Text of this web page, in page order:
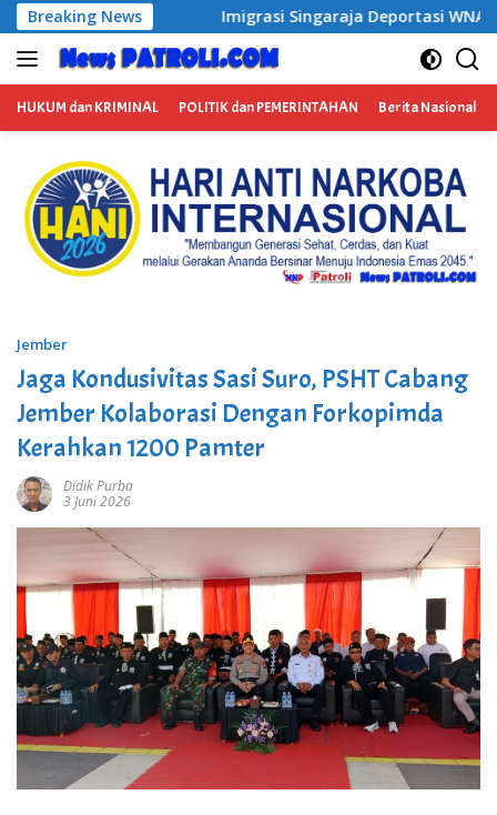
Langsung
ke
konten
Breaking News
Imigrasi Singaraja Deportasi WNA Australia Diduga
HUKUM dan KRIMINAL POLITIK dan PEMERINTAHAN Berita Nasional
Jember
Jaga Kondusivitas Sasi Suro, PSHT Cabang
Jember Kolaborasi Dengan Forkopimda
Kerahkan 1200 Pamter
Didik Purba
3 Juni 2026